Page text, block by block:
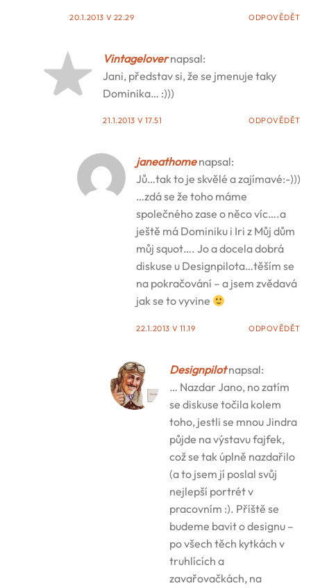
20.1.2013 V 22.29 ODPOVĚDĚT
Vintagelover napsal:
Jani, představ si, že se jmenuje taky
Dominika… :)))
21.1.2013 V 17.51 ODPOVĚDĚT
janeathome napsal:
Jů…tak to je skvělé a zajímavé:-)))
…zdá se že toho máme
společného zase o něco víc….a
ještě má Dominiku i Iri z Můj dům
můj squot…. Jo a docela dobrá
diskuse u Designpilota…těším se
na pokračování – a jsem zvědavá
jak se to vyvine
22.1.2013 V 11.19 ODPOVĚDĚT
Designpilot napsal:
… Nazdar Jano, no zatím
se diskuse točila kolem
toho, jestli se mnou Jindra
půjde na výstavu fajfek,
což se tak úplně nazdařilo
(a to jsem jí poslal svůj
nejlepší portrét v
pracovním :). Příště se
budeme bavit o designu –
po všech těch kytkách v
truhlících a
zavařovačkách, na